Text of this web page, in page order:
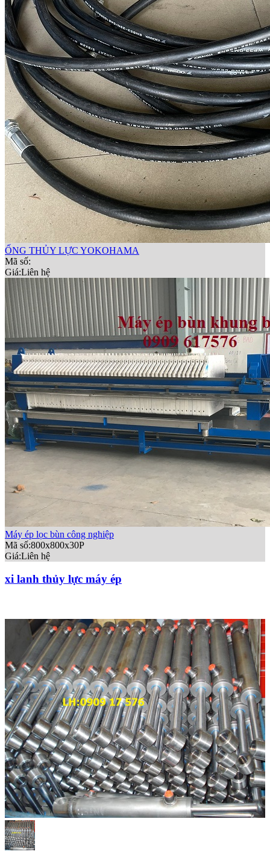
ỐNG THỦY LỰC YOKOHAMA
Mã số:
Giá:Liên hệ
Máy ép lọc bùn công nghiệp
Mã số:800x800x30P
Giá:Liên hệ
xi lanh thủy lực máy ép